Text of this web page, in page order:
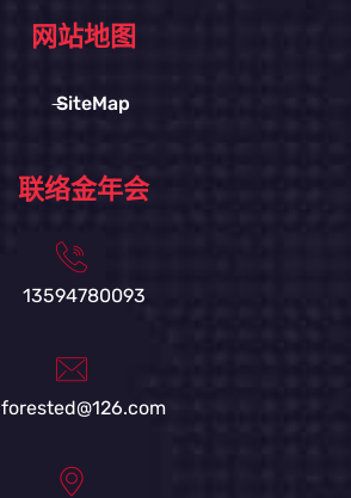
网站地图
SiteMap
联络金年会
13594780093
forested@126.com